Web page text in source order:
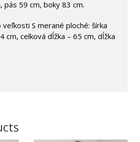
pás 59 cm, boky 83 cm.
S merané ploché: šírka
cm, celková dĺžka – 65 cm, dĺžka